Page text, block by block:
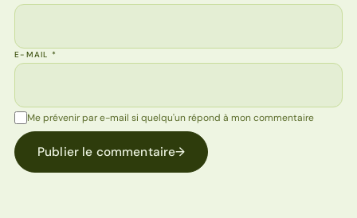
E-MAIL*
Me prévenir par e-mail si quelqu'un répond à mon commentaire
Publier le commentaire→